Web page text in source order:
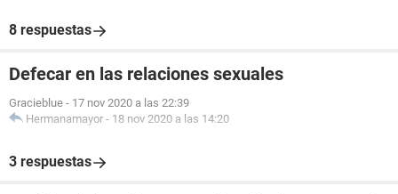
8 respuestas
Defecar en las relaciones sexuales
Gracieblue - 17 nov 2020 a las 22:39
Hermanamayor - 18 nov 2020 a las 14:20
3 respuestas